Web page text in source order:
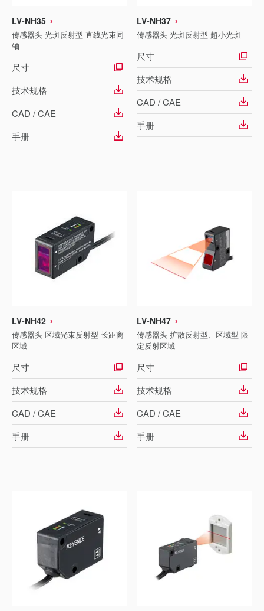
LV-NH35
传感器头 光斑反射型 直线光束同
轴
尺寸
技术规格
CAD / CAE
手册
LV-NH37
传感器头 光斑反射型 超小光斑
尺寸
技术规格
CAD / CAE
手册
LV-NH42
传感器头 区域光束反射型 长距离
区域
尺寸
技术规格
CAD / CAE
手册
LV-NH47
传感器头 扩散反射型、区域型 限
定反射区域
尺寸
技术规格
CAD / CAE
手册